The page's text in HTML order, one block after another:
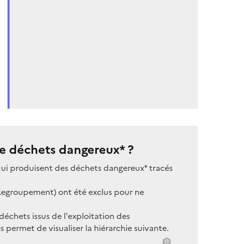
déchets dangereux* ?
produisent des déchets dangereux* tracés
ont été exclus pour ne
issus de l'exploitation des
permet de visualiser la hiérarchie suivante.